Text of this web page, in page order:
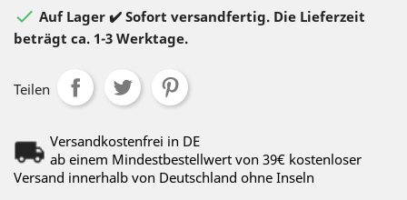
 Auf Lager ✔️ Sofort versandfertig. Die Lieferzeit
beträgt ca. 1-3 Werktage.
Teilen
Versandkostenfrei in DE
ab einem Mindestbestellwert von 39€ kostenloser
Versand innerhalb von Deutschland ohne Inseln